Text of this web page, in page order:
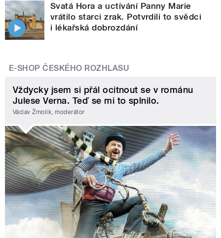
Svatá Hora a uctívání Panny Marie
vrátilo starci zrak. Potvrdili to svědci
i lékařská dobrozdání
E-SHOP ČESKÉHO ROZHLASU
Vždycky jsem si přál ocitnout se v románu
Julese Verna. Teď se mi to splnilo.
Václav Žmolík, moderátor